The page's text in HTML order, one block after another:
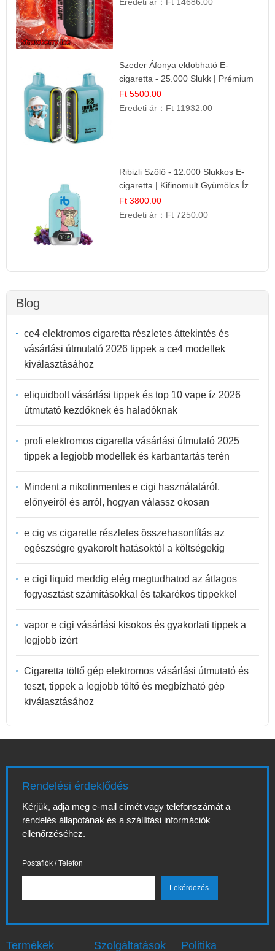
Szeder Áfonya eldobható E-
cigaretta - 25.000 Slukk | Prémium
Gyümölcs Íz
Ft 5500.00
Eredeti ár： Ft 11932.00
Ribizli Szőlő - 12.000 Slukkos E-
cigaretta | Kifinomult Gyümölcs Íz
Ft 3800.00
Eredeti ár： Ft 7250.00
Blog
ce4 elektromos cigaretta részletes áttekintés és
vásárlási útmutató 2026 tippek a ce4 modellek
kiválasztásához
eliquidbolt vásárlási tippek és top 10 vape íz 2026
útmutató kezdőknek és haladóknak
profi elektromos cigaretta vásárlási útmutató 2025
tippek a legjobb modellek és karbantartás terén
Mindent a nikotinmentes e cigi használatáról,
előnyeiről és arról, hogyan válassz okosan
e cig vs cigarette részletes összehasonlítás az
egészségre gyakorolt hatásoktól a költségekig
e cigi liquid meddig elég megtudhatod az átlagos
fogyasztást számításokkal és takarékos tippekkel
vapor e cigi vásárlási kisokos és gyakorlati tippek a
legjobb ízért
Cigaretta töltő gép elektromos vásárlási útmutató és
teszt, tippek a legjobb töltő és megbízható gép
kiválasztásához
Rendelési érdeklődés
Kérjük, adja meg e-mail címét vagy telefonszámát a
rendelés állapotának és a szállítási információk
ellenőrzéséhez.
Postafiók / Telefon
Termékek Szolgáltatások Politika